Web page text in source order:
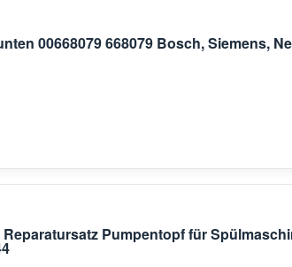
00668079 668079 Bosch, Siemens,
Pumpentopf für